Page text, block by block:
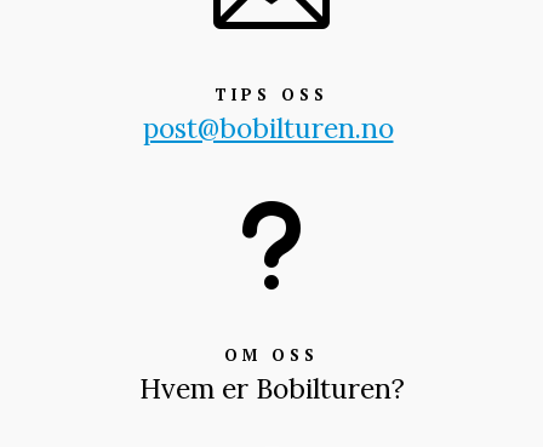
TIPS OSS
post@bobilturen.no
u
OM OSS
Hvem er Bobilturen?